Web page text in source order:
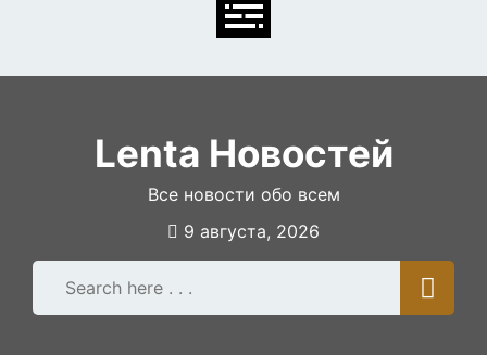
Lenta Новостей
Все новости обо всем
9 августа, 2026